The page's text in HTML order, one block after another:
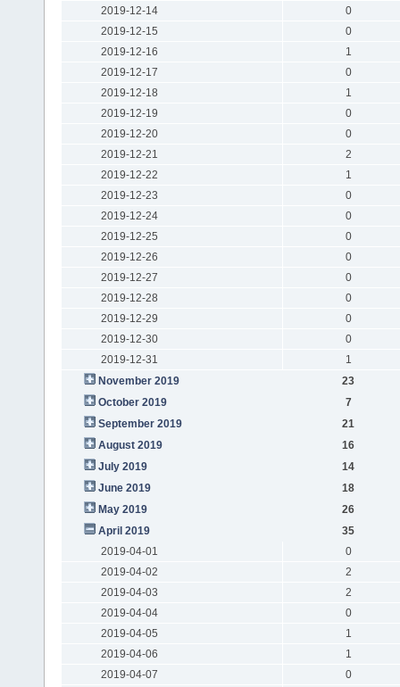
2019-12-14
0
2019-12-15
0
2019-12-16
1
2019-12-17
0
2019-12-18
1
2019-12-19
0
2019-12-20
0
2019-12-21
2
2019-12-22
1
2019-12-23
0
2019-12-24
0
2019-12-25
0
2019-12-26
0
2019-12-27
0
2019-12-28
0
2019-12-29
0
2019-12-30
0
2019-12-31
1
November 2019
23
October 2019
7
September 2019
21
August 2019
16
July 2019
14
June 2019
18
May 2019
26
April 2019
35
2019-04-01
0
2019-04-02
2
2019-04-03
2
2019-04-04
0
2019-04-05
1
2019-04-06
1
2019-04-07
0